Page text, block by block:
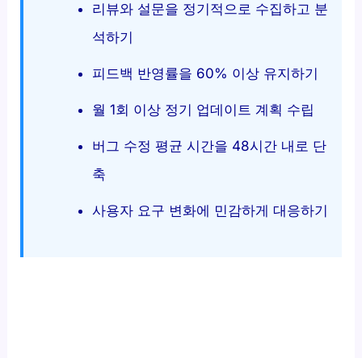
리뷰와 설문을 정기적으로 수집하고 분
석하기
피드백 반영률을 60% 이상 유지하기
월 1회 이상 정기 업데이트 계획 수립
버그 수정 평균 시간을 48시간 내로 단
축
사용자 요구 변화에 민감하게 대응하기